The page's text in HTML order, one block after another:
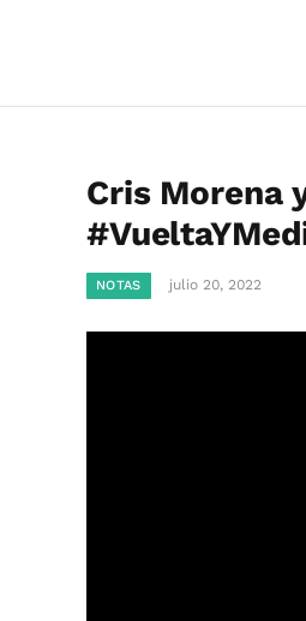
Cris Morena
NOTAS julio 20, 2022